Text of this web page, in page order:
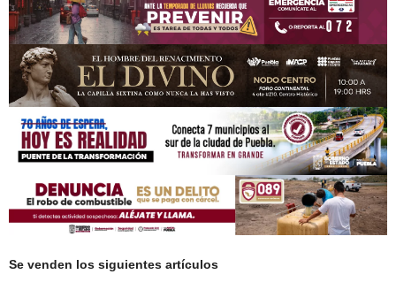
Se venden los siguientes artículos